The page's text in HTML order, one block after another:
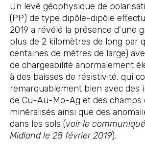
Un levé géophysique de
(PP) de type dipôle-dipôle
2019 a révélé la présence d’une
plus de 2 kilomètres de long par
centaines de mètres de large)
de chargeabilité anormalement
à des baisses de résistivité, qui
remarquablement bien avec des
de Cu-Au-Mo-Ag et des champs
minéralisés ainsi que des
dans les sols (voir le
Midland le 28 février 2019).